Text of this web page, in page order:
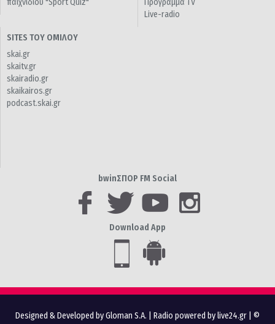
παιχνιδιού "Sport Quiz"
Πρόγραμμα TV
Live-radio
SITES ΤΟΥ ΟΜΙΛΟΥ
skai.gr
skaitv.gr
skairadio.gr
skaikairos.gr
podcast.skai.gr
bwinΣΠΟΡ FM Social
Download App
Designed & Developed by Gloman S.A. Radio powered by live24.gr | ©